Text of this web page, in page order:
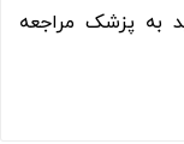
به پزشک مراجعه